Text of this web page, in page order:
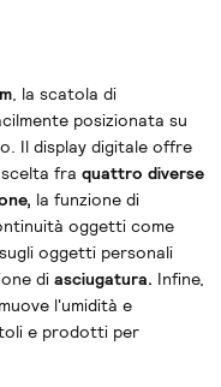
, la scatola di
posizionata su
Il display digitale offre
fra quattro diverse
la funzione di
oggetti come
oggetti personali
di asciugatura. Infine,
l'umidità e
e prodotti per